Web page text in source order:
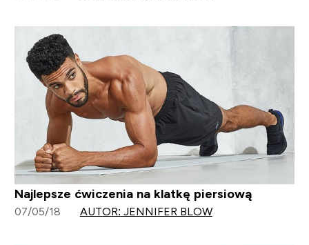
Najlepsze ćwiczenia na klatkę piersiową
07/05/18 AUTOR: JENNIFER BLOW